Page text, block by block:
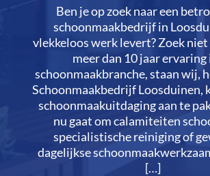
Ben je op zoek naar een
schoonmaakbedrijf in
vlekkeloos werk levert? Zoek
meer dan 10 jaar ervaring
schoonmaakbranche, staan wij,
Schoonmaakbedrijf Loosduinen,
schoonmaakuitdaging aan te
nu gaat om calamiteiten
specialistische reiniging of
dagelijkse
[…]